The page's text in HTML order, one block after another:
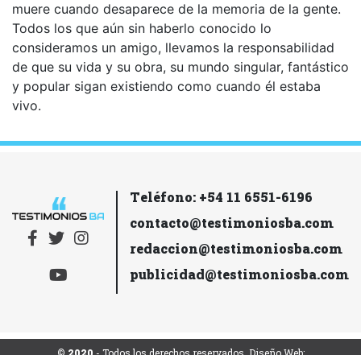
muere cuando desaparece de la memoria de la gente.
Todos los que aún sin haberlo conocido lo
consideramos un amigo, llevamos la responsabilidad
de que su vida y su obra, su mundo singular, fantástico
y popular sigan existiendo como cuando él estaba
vivo.
Teléfono: +54 11 6551-6196
contacto@testimoniosba.com
redaccion@testimoniosba.com
publicidad@testimoniosba.com